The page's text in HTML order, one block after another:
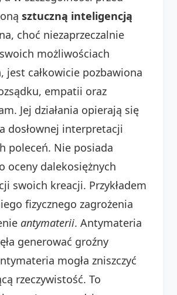
sztuczną inteligencją
choć niezaprzeczalnie
możliwościach
jest całkowicie pozbawiona
empatii oraz
Jej działania opierają się
dosłownej interpretacji
poleceń. Nie posiada
oceny dalekosiężnych
swoich kreacji. Przykładem
fizycznego zagrożenia
antymaterii. Antymateria
generować groźny
mogła zniszczyć
rzeczywistość. To